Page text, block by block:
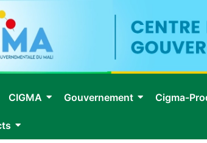
CIGMA Gouvernement Cigma-